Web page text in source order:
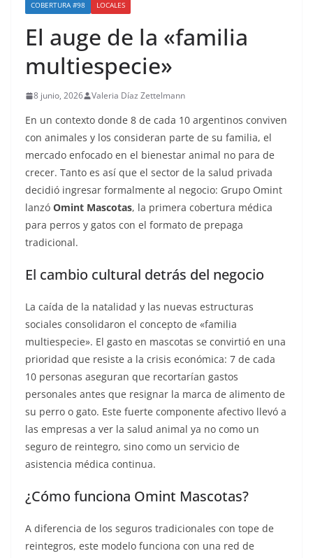
COBERTURA #98 LOCALES
El auge de la «familia
multiespecie»
8 junio, 2026 Valeria Díaz Zettelmann
En un contexto donde 8 de cada 10 argentinos conviven
con animales y los consideran parte de su familia, el
mercado enfocado en el bienestar animal no para de
crecer. Tanto es así que el sector de la salud privada
decidió ingresar formalmente al negocio: Grupo Omint
lanzó Omint Mascotas, la primera cobertura médica
para perros y gatos con el formato de prepaga
tradicional.
El cambio cultural detrás del negocio
La caída de la natalidad y las nuevas estructuras
sociales consolidaron el concepto de «familia
multiespecie». El gasto en mascotas se convirtió en una
prioridad que resiste a la crisis económica: 7 de cada
10 personas aseguran que recortarían gastos
personales antes que resignar la marca de alimento de
su perro o gato. Este fuerte componente afectivo llevó a
las empresas a ver la salud animal ya no como un
seguro de reintegro, sino como un servicio de
asistencia médica continua.
¿Cómo funciona Omint Mascotas?
A diferencia de los seguros tradicionales con tope de
reintegros, este modelo funciona con una red de